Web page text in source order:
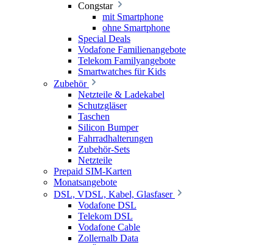
Congstar
mit Smartphone
ohne Smartphone
Special Deals
Vodafone Familienangebote
Telekom Familyangebote
Smartwatches für Kids
Zubehör
Netzteile & Ladekabel
Schutzgläser
Taschen
Silicon Bumper
Fahrradhalterungen
Zubehör-Sets
Netzteile
Prepaid SIM-Karten
Monatsangebote
DSL, VDSL, Kabel, Glasfaser
Vodafone DSL
Telekom DSL
Vodafone Cable
Zollernalb Data